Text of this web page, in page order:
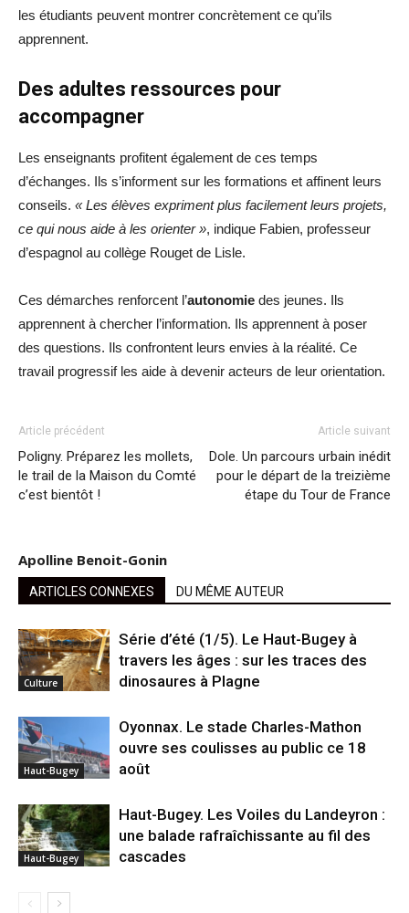
les étudiants peuvent montrer concrètement ce qu’ils
apprennent.
Des adultes ressources pour
accompagner
Les enseignants profitent également de ces temps
d’échanges. Ils s’informent sur les formations et affinent leurs
conseils. « Les élèves expriment plus facilement leurs projets,
ce qui nous aide à les orienter », indique Fabien, professeur
d’espagnol au collège Rouget de Lisle.
Ces démarches renforcent l’autonomie des jeunes. Ils
apprennent à chercher l’information. Ils apprennent à poser
des questions. Ils confrontent leurs envies à la réalité. Ce
travail progressif les aide à devenir acteurs de leur orientation.
Article précédent
Poligny. Préparez les mollets,
le trail de la Maison du Comté
c’est bientôt !
Article suivant
Dole. Un parcours urbain inédit
pour le départ de la treizième
étape du Tour de France
Apolline Benoit-Gonin
ARTICLES CONNEXES DU MÊME AUTEUR
Culture
Série d’été (1/5). Le Haut-Bugey à
travers les âges : sur les traces des
dinosaures à Plagne
Haut-Bugey
Oyonnax. Le stade Charles-Mathon
ouvre ses coulisses au public ce 18
août
Haut-Bugey
Haut-Bugey. Les Voiles du Landeyron :
une balade rafraîchissante au fil des
cascades